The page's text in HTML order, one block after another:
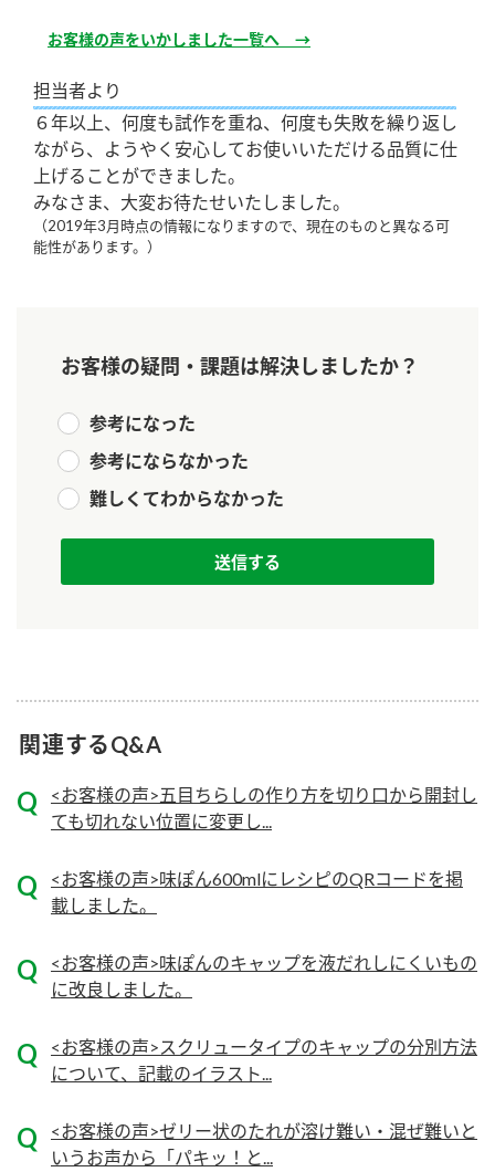
クイック調味料 レモン果汁
ふりかけ
炊き込みご飯の素 納豆
商品ブランドサイト
くらしプラ酢
カンタン酢
お酢ドリンク
味ぽん
納豆のサイト
PIN印
三ツ判山吹
千夜
ぽん酢サワー
納豆の豆知識
鍋奉行マニュアル
ミツカンのCM
人気商品 ＋ おすすめレシピ
企業情報
国内事業概要
ミツカングループについて
企業理念
ミツカンを知る
ZENB initiative
MIM（ミツカンミュージアム）
お客様相談センター
販売終了製品のご案内
よくあるご質問
地図から取り扱い店舗を探す
ミツカン公式通販
業務用サイト ミツカングループについて
お客様の声をいかしました一覧へ →
担当者より
６年以上、何度も試作を重ね、何度も失敗を繰り返し
ながら、ようやく安心してお使いいただける品質に仕
上げることができました。
みなさま、大変お待たせいたしました。
（2019年3月時点の情報になりますので、現在のものと異なる可
能性があります。）
お客様の疑問・課題は解決しましたか？
参考になった
参考にならなかった
難しくてわからなかった
関連するQ&A
<お客様の声>五目ちらしの作り方を切り口から開封し
ても切れない位置に変更し...
<お客様の声>味ぽん600mlにレシピのQRコードを掲
載しました。
<お客様の声>味ぽんのキャップを液だれしにくいもの
に改良しました。
<お客様の声>スクリュータイプのキャップの分別方法
について、記載のイラスト...
<お客様の声>ゼリー状のたれが溶け難い・混ぜ難いと
いうお声から「パキッ！と...